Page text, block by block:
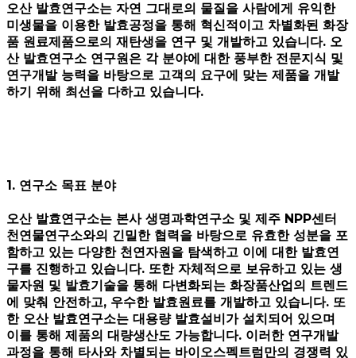
오산 발효연구소는 자연 그대로의 물질을 사람에게 유익한
미생물을 이용한 발효공정을 통해 혁신적이고 차별화된 화장
품 원료제품으로의 재탄생을 연구 및 개발하고 있습니다. 오
산 발효연구소 연구원은 각 분야에 대한 풍부한 전문지식 및
연구개발 능력을 바탕으로 고객의 요구에 맞는 제품을 개발
하기 위해 최선을 다하고 있습니다.
1. 연구소 목표 분야
오산 발효연구소는 본사 생명과학연구소 및 제주 NPP센터
천연물연구소와의 긴밀한 협력을 바탕으로 유효한 성분을 포
함하고 있는 다양한 천연자원을 탐색하고 이에 대한 발효연
구를 진행하고 있습니다. 또한 자체적으로 보유하고 있는 생
물자원 및 발효기술을 통해 다변화되는 화장품산업의 트렌드
에 맞춰 안전하고, 우수한 발효원료를 개발하고 있습니다. 또
한 오산 발효연구소는 대용량 발효설비가 설치되어 있으며
이를 통해 제품의 대량생산도 가능합니다. 이러한 연구개발
과정을 통해 타사와 차별되는 바이오스펙트럼만의 경쟁력 있